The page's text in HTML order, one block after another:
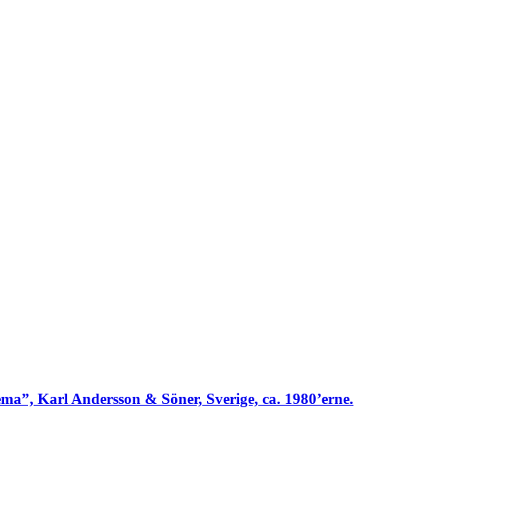
Karl Andersson & Söner, Sverige, ca. 1980’erne.